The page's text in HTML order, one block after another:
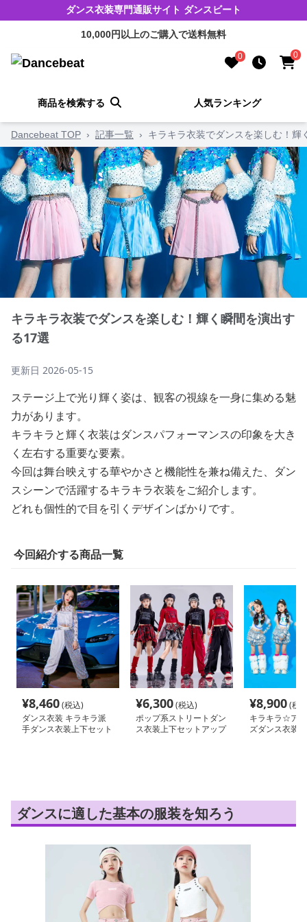
ダンス衣装専門通販サイト ダンスビート
10,000円以上のご購入で送料無料
0 0
商品を検索する 人気ランキング
Dancebeat TOP › 記事一覧 › キラキラ衣装でダンスを楽しむ！輝
キラキラ衣装でダンスを楽しむ！輝く瞬間を演出す
る17選
更新日 2026-05-15
ステージ上で光り輝く姿は、観客の視線を一身に集める魅
力があります。
キラキラと輝く衣装はダンスパフォーマンスの印象を大き
く左右する重要な要素。
今回は舞台映えする華やかさと機能性を兼ね備えた、ダン
スシーンで活躍するキラキラ衣装をご紹介します。
どれも個性的で目を引くデザインばかりです。
今回紹介する商品一覧
¥8,460(税込)
ダンス衣装 キラキラ派
手ダンス衣装上下セット
¥6,300(税込)
ポップ系ストリートダン
ス衣装上下セットアップ
¥8,900(税
キラキラ☆ア
ズダンス衣装3
ダンスに適した基本の服装を知ろう